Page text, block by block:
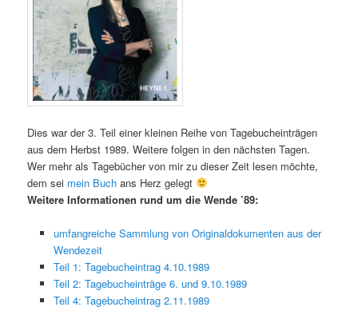
Dies war der 3. Teil einer kleinen Reihe von Tagebucheinträgen
aus dem Herbst 1989. Weitere folgen in den nächsten Tagen.
Wer mehr als Tagebücher von mir zu dieser Zeit lesen möchte,
dem sei mein Buch ans Herz gelegt
Weitere Informationen rund um die Wende ’89:
umfangreiche Sammlung von Originaldokumenten aus der
Wendezeit
Teil 1: Tagebucheintrag 4.10.1989
Teil 2: Tagebucheinträge 6. und 9.10.1989
Teil 4: Tagebucheintrag 2.11.1989